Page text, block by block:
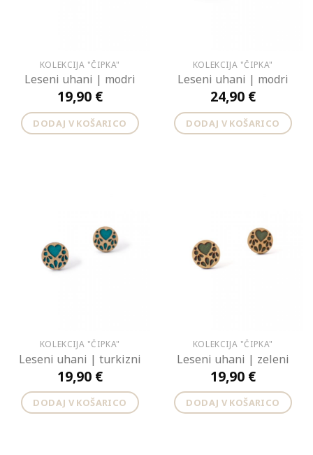
KOLEKCIJA "ČIPKA"
Leseni uhani | modri
19,90 €
DODAJ V KOŠARICO
KOLEKCIJA "ČIPKA"
Leseni uhani | modri
24,90 €
DODAJ V KOŠARICO
KOLEKCIJA "ČIPKA"
Leseni uhani | turkizni
19,90 €
DODAJ V KOŠARICO
KOLEKCIJA "ČIPKA"
Leseni uhani | zeleni
19,90 €
DODAJ V KOŠARICO